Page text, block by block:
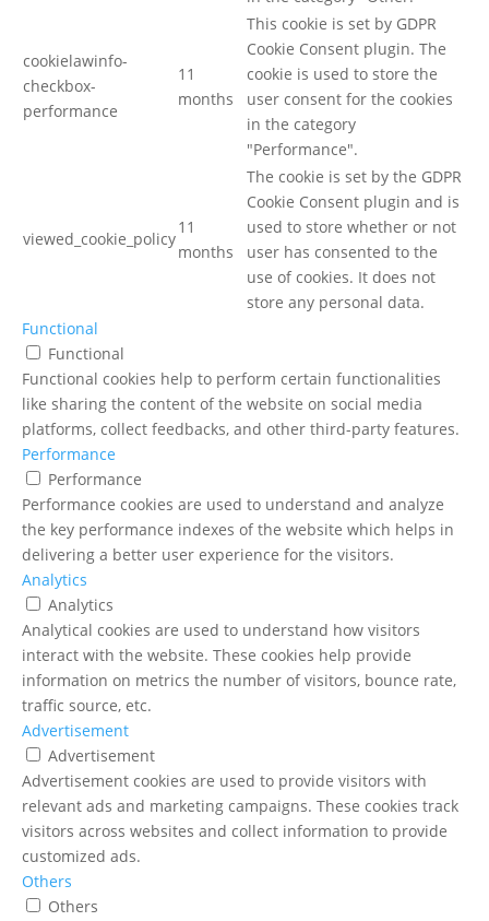
cookielawinfo-
checkbox-
performance
11
months
This cookie is set by GDPR
Cookie Consent plugin. The
cookie is used to store the
user consent for the cookies
in the category
"Performance".
viewed_cookie_policy
11
months
The cookie is set by the GDPR
Cookie Consent plugin and is
used to store whether or not
user has consented to the
use of cookies. It does not
store any personal data.
Functional
Functional
Functional cookies help to perform certain functionalities
like sharing the content of the website on social media
platforms, collect feedbacks, and other third-party features.
Performance
Performance
Performance cookies are used to understand and analyze
the key performance indexes of the website which helps in
delivering a better user experience for the visitors.
Analytics
Analytics
Analytical cookies are used to understand how visitors
interact with the website. These cookies help provide
information on metrics the number of visitors, bounce rate,
traffic source, etc.
Advertisement
Advertisement
Advertisement cookies are used to provide visitors with
relevant ads and marketing campaigns. These cookies track
visitors across websites and collect information to provide
customized ads.
Others
Others